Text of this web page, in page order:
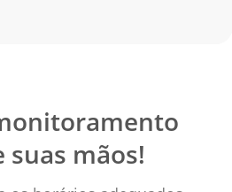
suas mãos!